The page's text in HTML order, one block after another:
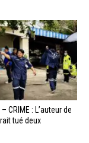
CRIME : L’auteur de
tué deux